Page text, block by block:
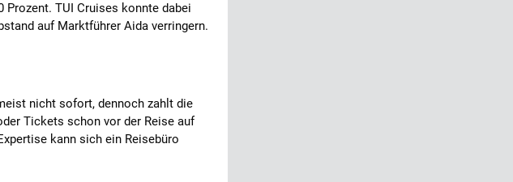
Prozent. TUI Cruises konnte dabei
auf Marktführer Aida verringern.
nicht sofort, dennoch zahlt die
Tickets schon vor der Reise auf
kann sich ein Reisebüro